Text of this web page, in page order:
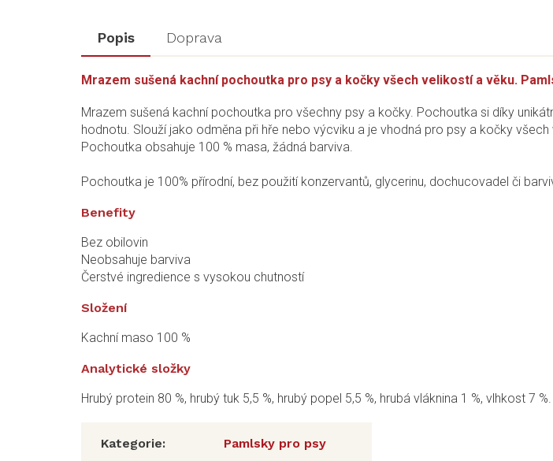
Popis Doprava
Mrazem sušená kachní pochoutka pro psy a kočky všech velikostí a věku.
Mrazem sušená kachní pochoutka pro všechny psy a kočky. Pochoutka si díky
hodnotu. Slouží jako odměna při hře nebo výcviku a je vhodná pro psy a kočky všech
Pochoutka obsahuje 100 % masa, žádná barviva.
Pochoutka je 100% přírodní, bez použití konzervantů, glycerinu, dochucovadel či
Benefity
Bez obilovin
Neobsahuje barviva
Čerstvé ingredience s vysokou chutností
Složení
Kachní maso 100 %
Analytické složky
Hrubý protein 80 %, hrubý tuk 5,5 %, hrubý popel 5,5 %, hrubá vláknina 1 %, vlhkost 7 %.
Kategorie: Pamlsky pro psy